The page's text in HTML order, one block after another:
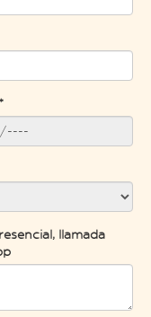
llamada